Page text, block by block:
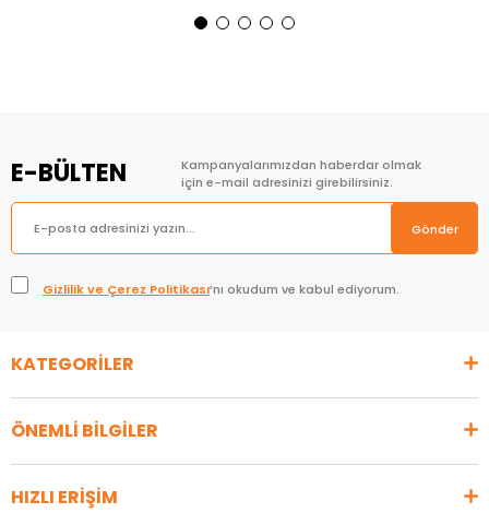
E-BÜLTEN
Kampanyalarımızdan haberdar olmak
için e-mail adresinizi girebilirsiniz.
Gönder
Gizlilik ve Çerez Politikası’nı okudum ve kabul ediyorum.
KATEGORİLER
ÖNEMLİ BİLGİLER
HIZLI ERİŞİM